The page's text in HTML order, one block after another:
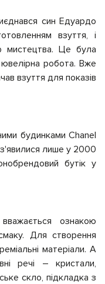
син Едуардо
взуття, і
мистецтва. Це була
ювелірна робота. Вже
взуття для показів
будинками Chanel
з'явилися лише у 2000
бутік у
ознакою
Для створення
матеріали. А
речі – кристали,
скло, підкладка з